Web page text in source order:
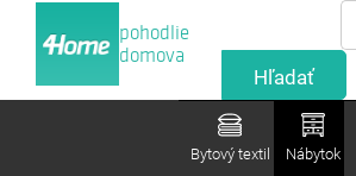
pohodlie
domova
Bytový textil Nábytok